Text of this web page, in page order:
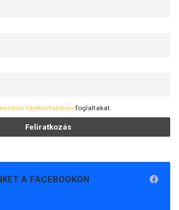
tájékoztatóban foglaltakat.
A FACEBOOKON